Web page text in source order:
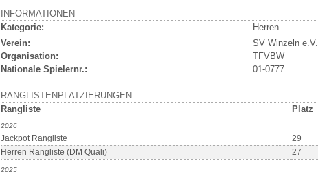
INFORMATIONEN
Kategorie:
Herren
Verein:
SV Winzeln e.V.
Organisation:
TFVBW
Nationale Spielernr.:
01-0777
RANGLISTENPLATZIERUNGEN
Rangliste
Platz
2026
Jackpot Rangliste 29
Herren Rangliste (DM Quali)
27
2025